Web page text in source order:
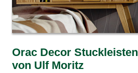
Orac Decor Stuckleisten
von Ulf Moritz